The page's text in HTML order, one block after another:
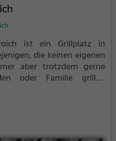
ist ein Grillplatz in
die keinen eigenen
aber trotzdem gerne
oder Familie grillen